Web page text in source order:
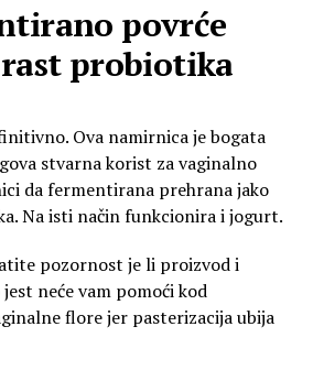
povrće
probiotika
Ova namirnica je bogata
stvarna korist za vaginalno
da fermentirana prehrana jako
Na isti način funkcionira i jogurt.
pozornost je li proizvod i
neće vam pomoći kod
flore jer pasterizacija ubija